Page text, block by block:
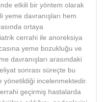
etkili bir yöntem olarak
yeme davranışları hem
ortaya
cerrahi ile anoreksiya
yeme bozukluğu ve
davranışları arasındaki
sonrası süreçte bu
yönetildiği incelenmektedir.
geçirmiş hastalarda